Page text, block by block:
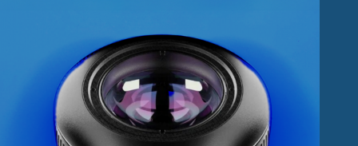
Ortopèdia